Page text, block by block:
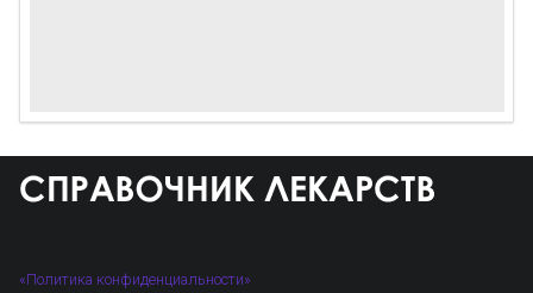
«Политика конфиденциальности»